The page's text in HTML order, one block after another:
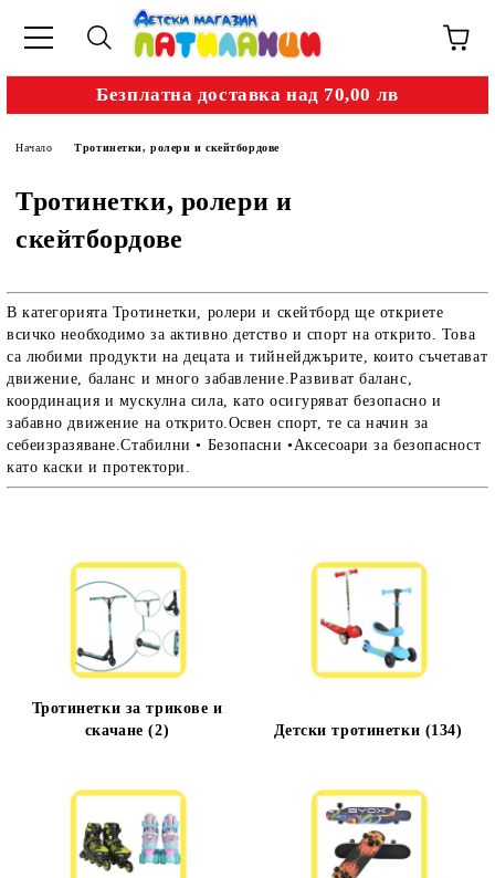
Безплатна доставка над 70,00 лв
Начало Тротинетки, ролери и скейтбордове
Тротинетки, ролери и
скейтбордове
В категорията Тротинетки, ролери и скейтборд ще откриете
всичко необходимо за активно детство и спорт на открито. Това
са любими продукти на децата и тийнейджърите, които съчетават
движение, баланс и много забавление.Развиват баланс,
координация и мускулна сила, като осигуряват безопасно и
забавно движение на открито.Освен спорт, те са начин за
себеизразяване.Стабилни • Безопасни •Аксесоари за безопасност
като каски и протектори.
Тротинетки за трикове и
скачане (2)
Детски тротинетки (134)